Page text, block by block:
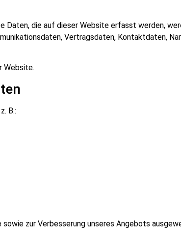
Daten, die auf dieser Website erfasst werden,
Vertragsdaten, Kontaktdaten,
Website.
B.:
zur Verbesserung unseres Angebots